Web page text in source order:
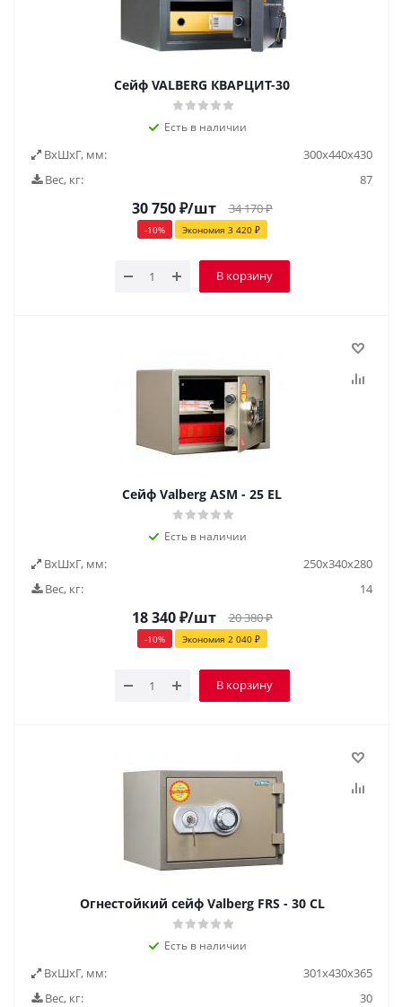
Сейф VALBERG КВАРЦИТ-30
Есть в наличии
ВxШxГ, мм:
300х440х430
Вес, кг:
87
30 750₽/шт 34 170₽
-10% Экономия 3 420₽
В корзину
Cейф Valberg ASM - 25 EL
Есть в наличии
ВxШxГ, мм:
250х340х280
Вес, кг:
14
18 340₽/шт 20 380₽
-10% Экономия 2 040₽
В корзину
Огнестойкий сейф Valberg FRS - 30 CL
Есть в наличии
ВxШxГ, мм:
301х430х365
Вес, кг:
30